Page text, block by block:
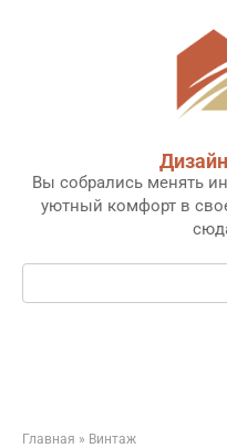
Вы собрались менять
уютный комфорт в
Поиск:
Главная » Винтаж